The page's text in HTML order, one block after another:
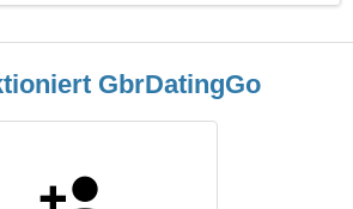
GbrDatingGo